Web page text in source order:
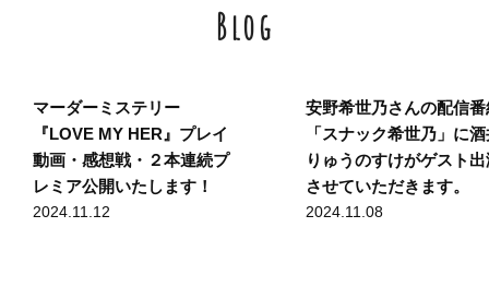
Blog
マーダーミステリー
『LOVE MY HER』プレイ
動画・感想戦・２本連続プ
レミア公開いたします！
2024.11.12
安野希世乃さんの配信番
「スナック希世乃」に
りゅうのすけがゲスト
させていただきます。
2024.11.08